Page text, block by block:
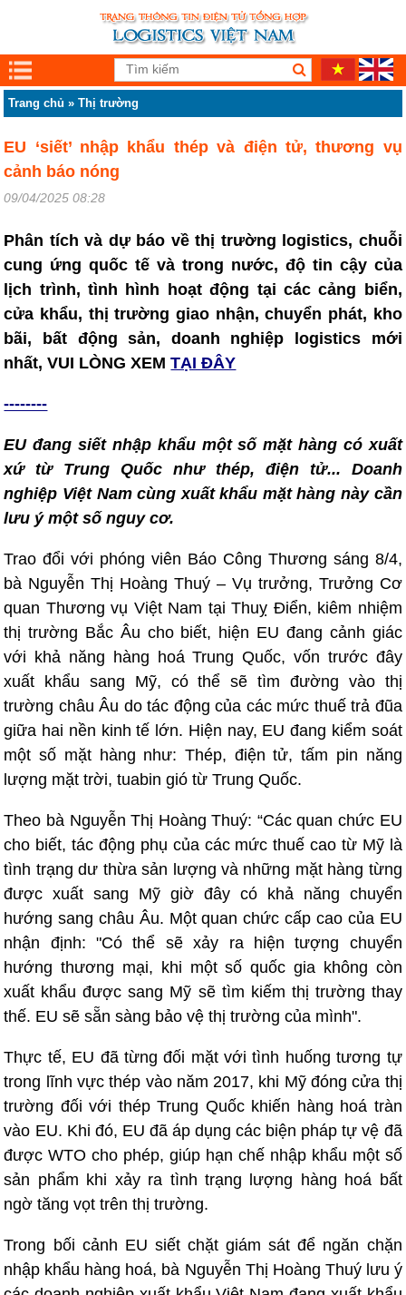
Trang chủ »Thị trường
EU ‘siết’ nhập khẩu thép và điện tử, thương vụ
cảnh báo nóng
09/04/2025 08:28
Phân tích và dự báo về thị trường logistics, chuỗi
cung ứng quốc tế và trong nước, độ tin cậy của
lịch trình, tình hình hoạt động tại các cảng biển,
cửa khẩu, thị trường giao nhận, chuyển phát, kho
bãi, bất động sản, doanh nghiệp logistics mới
nhất, VUI LÒNG XEM TẠI ĐÂY
--------
EU đang siết nhập khẩu một số mặt hàng có xuất
xứ từ Trung Quốc như thép, điện tử... Doanh
nghiệp Việt Nam cùng xuất khẩu mặt hàng này cần
lưu ý một số nguy cơ.
Trao đổi với phóng viên Báo Công Thương sáng 8/4,
bà Nguyễn Thị Hoàng Thuý – Vụ trưởng, Trưởng Cơ
quan Thương vụ Việt Nam tại Thuỵ Điển, kiêm nhiệm
thị trường Bắc Âu cho biết, hiện EU đang cảnh giác
với khả năng hàng hoá Trung Quốc, vốn trước đây
xuất khẩu sang Mỹ, có thể sẽ tìm đường vào thị
trường châu Âu do tác động của các mức thuế trả đũa
giữa hai nền kinh tế lớn. Hiện nay, EU đang kiểm soát
một số mặt hàng như: Thép, điện tử, tấm pin năng
lượng mặt trời, tuabin gió từ Trung Quốc.
Theo bà Nguyễn Thị Hoàng Thuý: “Các quan chức EU
cho biết, tác động phụ của các mức thuế cao từ Mỹ là
tình trạng dư thừa sản lượng và những mặt hàng từng
được xuất sang Mỹ giờ đây có khả năng chuyển
hướng sang châu Âu. Một quan chức cấp cao của EU
nhận định: "Có thể sẽ xảy ra hiện tượng chuyển
hướng thương mại, khi một số quốc gia không còn
xuất khẩu được sang Mỹ sẽ tìm kiếm thị trường thay
thế. EU sẽ sẵn sàng bảo vệ thị trường của mình".
Thực tế, EU đã từng đối mặt với tình huống tương tự
trong lĩnh vực thép vào năm 2017, khi Mỹ đóng cửa thị
trường đối với thép Trung Quốc khiến hàng hoá tràn
vào EU. Khi đó, EU đã áp dụng các biện pháp tự vệ đã
được WTO cho phép, giúp hạn chế nhập khẩu một số
sản phẩm khi xảy ra tình trạng lượng hàng hoá bất
ngờ tăng vọt trên thị trường.
Trong bối cảnh EU siết chặt giám sát để ngăn chặn
nhập khẩu hàng hoá, bà Nguyễn Thị Hoàng Thuý lưu ý